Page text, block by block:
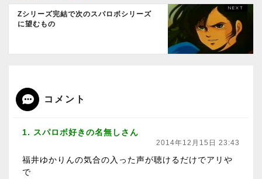
Zシリーズ完結で次のスパロボシリーズ
に望むもの
コメント
1. スパロボ好きの名無しさん
2014年12月15日 23:43
福井ゆかりんの気合の入った声が聴けるだけでアリや
で